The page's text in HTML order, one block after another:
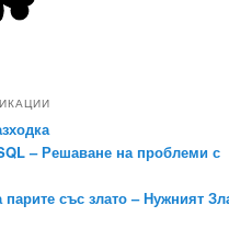
– Решаване на проблеми с
със злато – Нужният